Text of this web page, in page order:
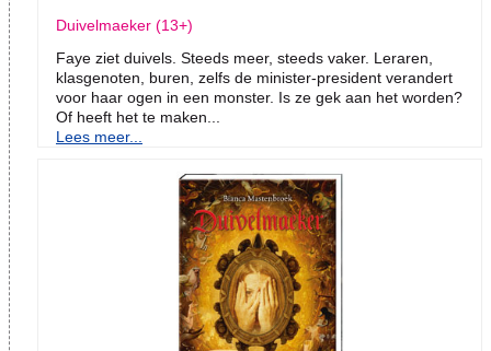
Duivelmaeker (13+)
Faye ziet duivels. Steeds meer, steeds vaker. Leraren,
klasgenoten, buren, zelfs de minister-president verandert
voor haar ogen in een monster. Is ze gek aan het worden?
Of heeft het te maken...
Lees meer...